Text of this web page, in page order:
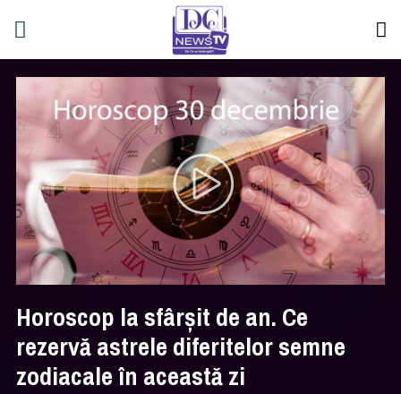
Horoscop la sfârșit de an. Ce
rezervă astrele diferitelor semne
zodiacale în această zi